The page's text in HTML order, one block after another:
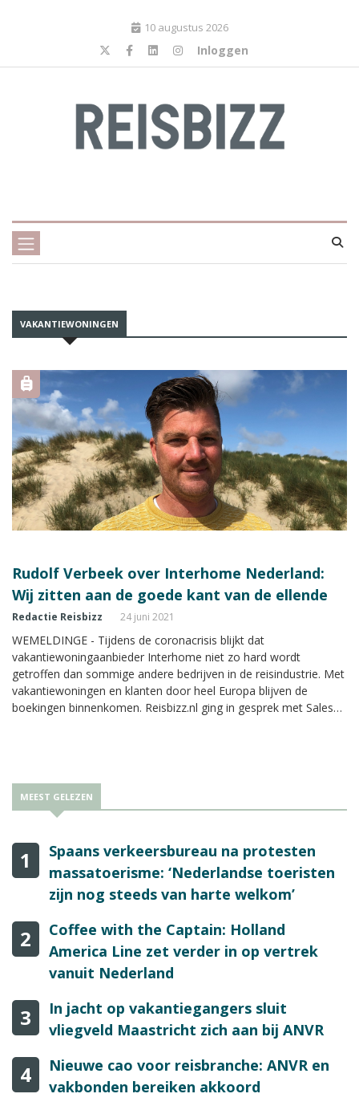
10 augustus 2026
Inloggen
VAKANTIEWONINGEN
Rudolf Verbeek over Interhome Nederland:
Wij zitten aan de goede kant van de ellende
Redactie Reisbizz 24 juni 2021
WEMELDINGE - Tijdens de coronacrisis blijkt dat
vakantiewoningaanbieder Interhome niet zo hard wordt
getroffen dan sommige andere bedrijven in de reisindustrie. Met
vakantiewoningen en klanten door heel Europa blijven de
boekingen binnenkomen. Reisbizz.nl ging in gesprek met Sales
MEEST GELEZEN
1
Spaans verkeersbureau na protesten
massatoerisme: ‘Nederlandse toeristen
zijn nog steeds van harte welkom’
2
Coffee with the Captain: Holland
America Line zet verder in op vertrek
vanuit Nederland
3
In jacht op vakantiegangers sluit
vliegveld Maastricht zich aan bij ANVR
4
Nieuwe cao voor reisbranche: ANVR en
vakbonden bereiken akkoord